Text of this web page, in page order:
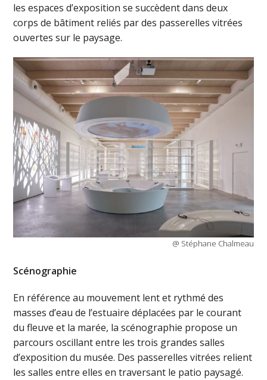
les espaces d’exposition se succèdent dans deux
corps de bâtiment reliés par des passerelles vitrées
ouvertes sur le paysage.
@ Stéphane Chalmeau
Scénographie
En référence au mouvement lent et rythmé des
masses d’eau de l’estuaire déplacées par le courant
du fleuve et la marée, la scénographie propose un
parcours oscillant entre les trois grandes salles
d’exposition du musée. Des passerelles vitrées relient
les salles entre elles en traversant le patio paysagé.